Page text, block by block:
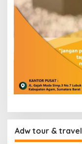
Adw tour & travel